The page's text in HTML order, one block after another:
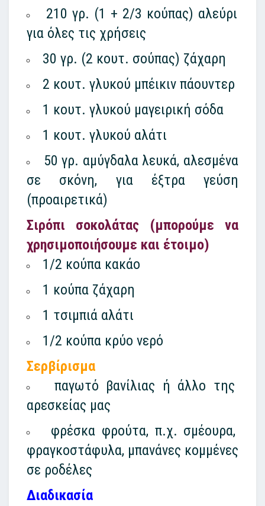
210 γρ. (1 + 2/3 κούπας) αλεύρι
για όλες τις χρήσεις
30 γρ. (2 κουτ. σούπας) ζάχαρη
2 κουτ. γλυκού μπέικιν πάουντερ
1 κουτ. γλυκού μαγειρική σόδα
1 κουτ. γλυκού αλάτι
50 γρ. αμύγδαλα λευκά, αλεσμένα
σε σκόνη, για έξτρα γεύση
(προαιρετικά)
Σιρόπι σοκολάτας (μπορούμε να
χρησιμοποιήσουμε και έτοιμο)
1/2 κούπα κακάο
1 κούπα ζάχαρη
1 τσιμπιά αλάτι
1/2 κούπα κρύο νερό
Σερβίρισμα
παγωτό βανίλιας ή άλλο της
αρεσκείας μας
φρέσκα φρούτα, π.χ. σμέουρα,
φραγκοστάφυλα, μπανάνες κομμένες
σε ροδέλες
Διαδικασία